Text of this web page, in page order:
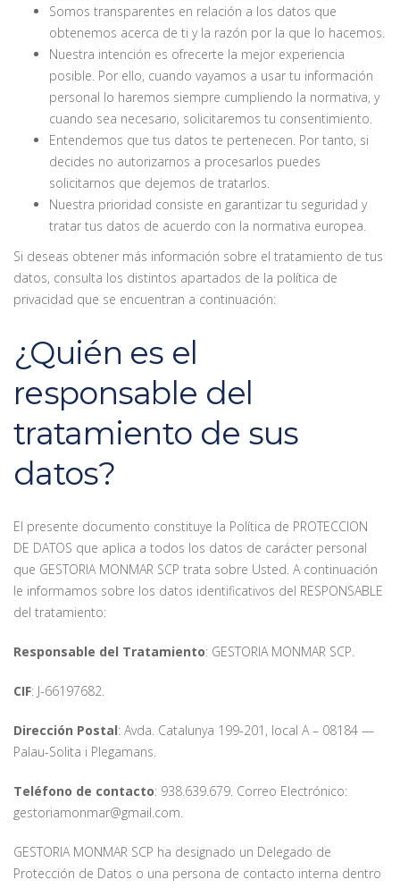
Somos transparentes en relación a los datos que
obtenemos acerca de ti y la razón por la que lo hacemos.
Nuestra intención es ofrecerte la mejor experiencia
posible. Por ello, cuando vayamos a usar tu información
personal lo haremos siempre cumpliendo la normativa, y
cuando sea necesario, solicitaremos tu consentimiento.
Entendemos que tus datos te pertenecen. Por tanto, si
decides no autorizarnos a procesarlos puedes
solicitarnos que dejemos de tratarlos.
Nuestra prioridad consiste en garantizar tu seguridad y
tratar tus datos de acuerdo con la normativa europea.
Si deseas obtener más información sobre el tratamiento de tus
datos, consulta los distintos apartados de la política de
privacidad que se encuentran a continuación:
¿Quién es el
responsable del
tratamiento de sus
datos?
El presente documento constituye la Política de PROTECCION
DE DATOS que aplica a todos los datos de carácter personal
que GESTORIA MONMAR SCP trata sobre Usted. A continuación
le informamos sobre los datos identificativos del RESPONSABLE
del tratamiento:
Responsable del Tratamiento: GESTORIA MONMAR SCP.
CIF: J-66197682.
Dirección Postal: Avda. Catalunya 199-201, local A – 08184 —
Palau-Solita i Plegamans.
Teléfono de contacto: 938.639.679. Correo Electrónico:
gestoriamonmar@gmail.com.
GESTORIA MONMAR SCP ha designado un Delegado de
Protección de Datos o una persona de contacto interna dentro